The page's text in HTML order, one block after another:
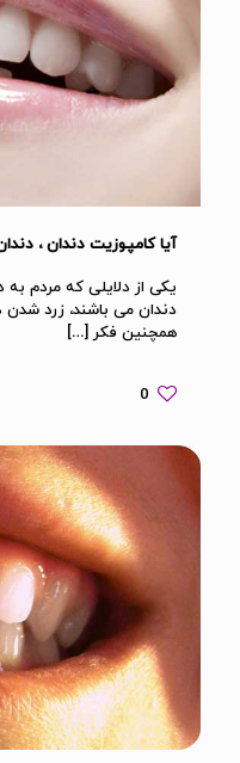
آیا کامپوزیت دندان ،
یکی از دلایلی که مردم به
دندان می باشند، زرد
همچنین فکر […]
0